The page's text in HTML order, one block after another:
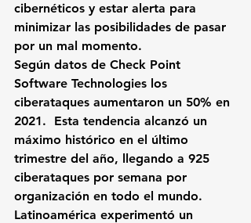
cibernéticos y estar alerta para
minimizar las posibilidades de pasar
por un mal momento.
Según datos de Check Point
Software Technologies los
ciberataques aumentaron un 50% en
2021.
Esta tendencia alcanzó un
máximo histórico en el último
trimestre del año, llegando a 925
ciberataques por semana por
organización en todo el mundo.
Latinoamérica experimentó un